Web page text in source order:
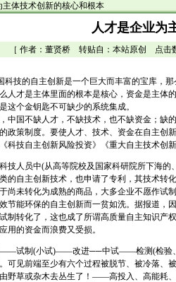
主体技术创新的核心和根本
人才是企业为
［ 作者： 董贤桥 转贴自：本站原创 点击
科技的自主创新是一个巨大而丰富的宝库，
人才是主体里面的根本是核心，资金是主体
这个金钥匙不可缺少的系统集成。
中国不缺人才，不缺技术，也不缺资金；缺
政策制度。要使人才、技术、资金在自主创
技自主创新风险投资》《重大自主技术创
技人员中(从高等院校及国家科研院所下海
的自主创新技术，也申请了专利，其技术转
尚未转化为成熟的商品，大多企业不愿作试
节能环保的自主创新而一贫如洗。据报道，
制转化了，这也成了所谓高质量自主知识产
用的资金而浪费又受损。
——试制(小试)——改进──中试——检测(检
。可见前端至少有六个过程被脱节、被冷落
野草或杂木去丛生了！——高投入、高能耗